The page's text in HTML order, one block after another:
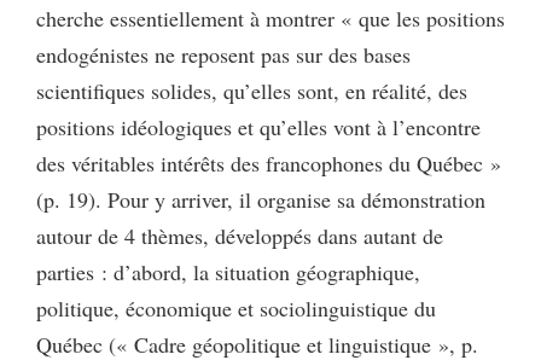
cherche essentiellement à montrer « que les positions
endogénistes ne reposent pas sur des bases
scientifiques solides, qu’elles sont, en réalité, des
positions idéologiques et qu’elles vont à l’encontre
des véritables intérêts des francophones du Québec »
(p. 19). Pour y arriver, il organise sa démonstration
autour de 4 thèmes, développés dans autant de
parties : d’abord, la situation géographique,
politique, économique et sociolinguistique du
Québec (« Cadre géopolitique et linguistique », p.